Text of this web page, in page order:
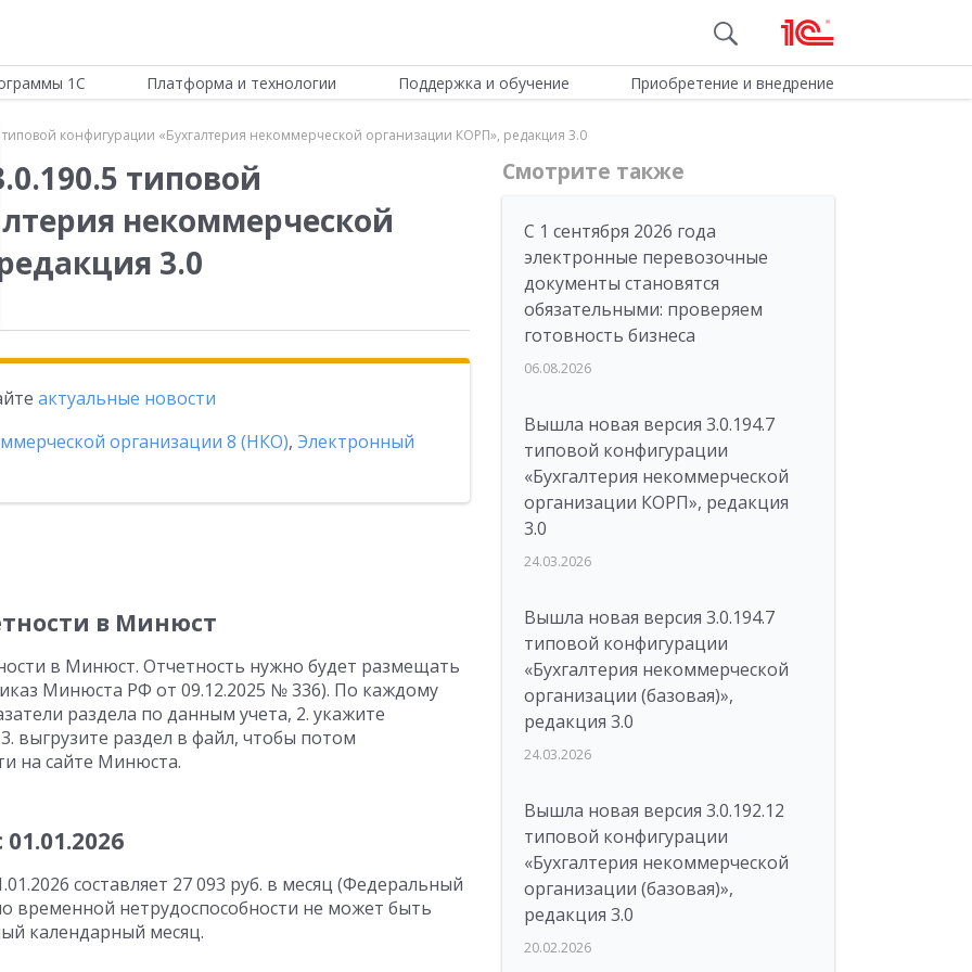
1С Платформа и технологии Поддержка и обучение Приобретение и внедрение
конфигурации «Бухгалтерия некоммерческой организации КОРП», редакция 3.0
типовой
некоммерческой
3.0
актуальные новости
организации 8 (НКО), Электронный
в Минюст
в Минюст. Отчетность нужно будет размещать
Минюста РФ от 09.12.2025 № 336). По каждому
раздела по данным учета, 2. укажите
выгрузите раздел в файл, чтобы потом
на сайте Минюста.
составляет 27 093 руб. в месяц (Федеральный
временной нетрудоспособности не может быть
календарный месяц.
Смотрите также
С 1 сентября 2026 года
электронные перевозочные
документы становятся
обязательными: проверяем
готовность бизнеса
06.08.2026
Вышла новая версия 3.0.194.7
типовой конфигурации
«Бухгалтерия некоммерческой
организации КОРП», редакция
3.0
24.03.2026
Вышла новая версия 3.0.194.7
типовой конфигурации
«Бухгалтерия некоммерческой
организации (базовая)»,
редакция 3.0
24.03.2026
Вышла новая версия 3.0.192.12
типовой конфигурации
«Бухгалтерия некоммерческой
организации (базовая)»,
редакция 3.0
20.02.2026